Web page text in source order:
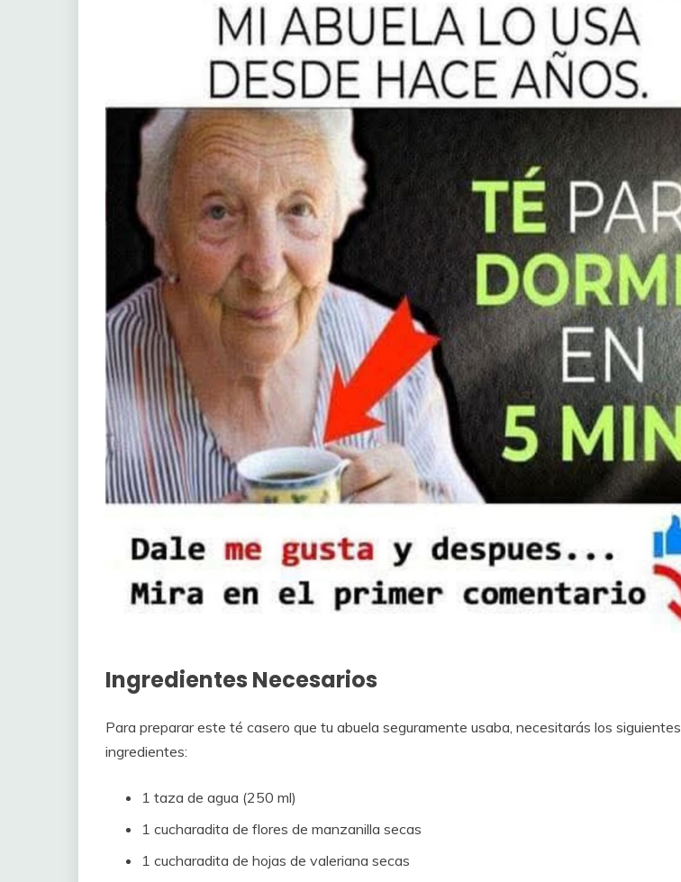
Ingredientes Necesarios
Para preparar este té casero que tu abuela seguramente usaba, necesitarás los siguientes
ingredientes:
1 taza de agua (250 ml)
1 cucharadita de flores de manzanilla secas
1 cucharadita de hojas de valeriana secas